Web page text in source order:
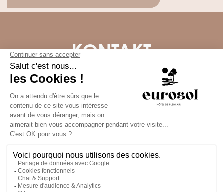
KONTAKT
4259 Route de la Plage, 40560 Vielle-Saint-Girons
+33 (0)5 58 47 90 14
Breitengrad : 43.95121244657415
Längengrad : -1.3512910057632472
ARTICLES